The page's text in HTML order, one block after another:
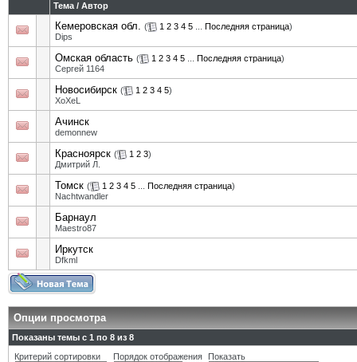
Тема / Автор
Кемеровская обл. ( 1 2 3 4 5 Последняя страница)
Dips
Омская область ( 1 2 3 4 5 Последняя страница)
Сергей 1164
Новосибирск ( 1 2 3 4 5)
XoXeL
Ачинск
demonnew
Красноярск ( 1 2 3)
Дмитрий Л.
Томск ( 1 2 3 4 5 Последняя страница)
Nachtwandler
Барнаул
Maestro87
Иркутск
Dfkml
Опции просмотра
Показаны темы с 1 по 8 из 8
Критерий сортировки
Порядок отображения Показать